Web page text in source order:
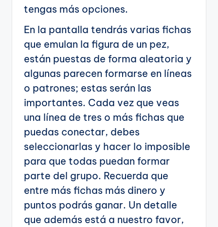
tengas más opciones.
En la pantalla tendrás varias fichas
que emulan la figura de un pez,
están puestas de forma aleatoria y
algunas parecen formarse en líneas
o patrones; estas serán las
importantes. Cada vez que veas
una línea de tres o más fichas que
puedas conectar, debes
seleccionarlas y hacer lo imposible
para que todas puedan formar
parte del grupo. Recuerda que
entre más fichas más dinero y
puntos podrás ganar. Un detalle
que además está a nuestro favor,